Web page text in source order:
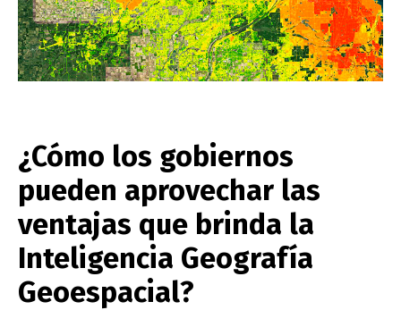
¿Cómo los gobiernos
pueden aprovechar las
ventajas que brinda la
Inteligencia Geografía
Geoespacial?